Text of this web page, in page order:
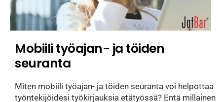
Mobiili työajan- ja töiden
seuranta
Miten mobiili työajan- ja töiden seuranta voi helpottaa
työntekijöidesi työkirjauksia etätyössä? Entä millainen